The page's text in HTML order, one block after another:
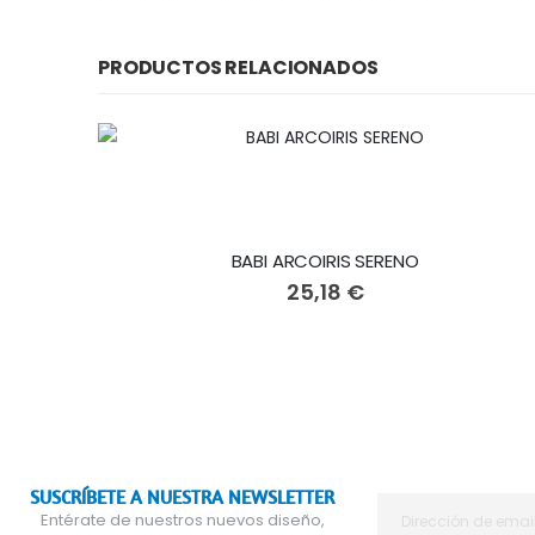
PRODUCTOS RELACIONADOS
BABI ARCOIRIS SERENO
25,18 €
SUSCRÍBETE A NUESTRA NEWSLETTER
Entérate de nuestros nuevos diseño,